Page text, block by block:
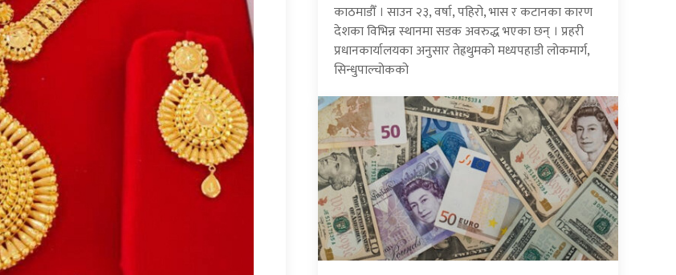
काठमाडौँ । साउन २३, वर्षा, पहिरो, भास र कटानका कारण
देशका विभिन्न स्थानमा सडक अवरुद्ध भएका छन् । प्रहरी
प्रधानकार्यालयका अनुसार तेह्रथुमको मध्यपहाडी लोकमार्ग,
सिन्धुपाल्चोकको